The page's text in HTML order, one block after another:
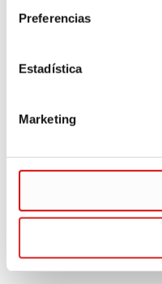
Preferencias
Estadística
Marketing